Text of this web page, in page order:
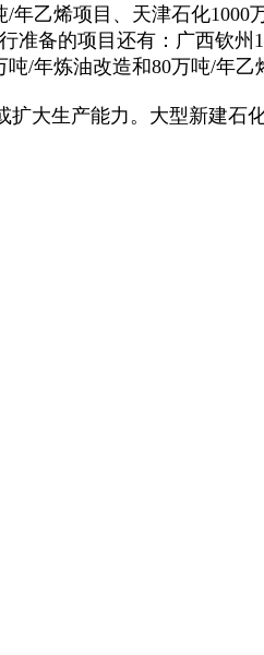
乙烯项目、天津石化
备的项目还有：广西钦州
/年炼油改造和80万吨/年乙
大生产能力。大型新建石